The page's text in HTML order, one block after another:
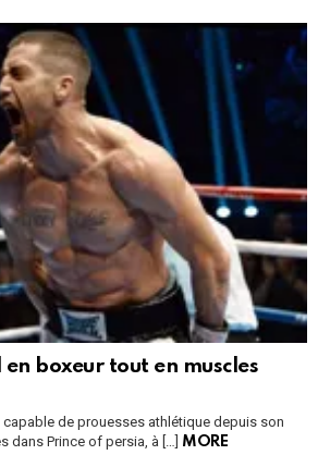
boxeur tout en muscles
capable de prouesses athlétique depuis son
dans Prince of persia, à […] MORE